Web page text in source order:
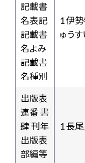
記載書
名表記
記載書
名よみ
記載書
名種別
1 伊
ゅうす
出版表
連番 書
肆 刊年
出版表
部編等
1 長